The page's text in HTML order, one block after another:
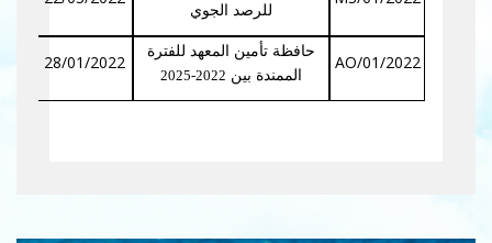
للرصد الجوي
2022/AO/01
حافظة تأمين المعهد للفترة
الممندة بين 2022-2025
28/01/2022